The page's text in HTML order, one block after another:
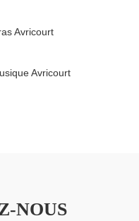
Avricourt
Avricourt
NOUS